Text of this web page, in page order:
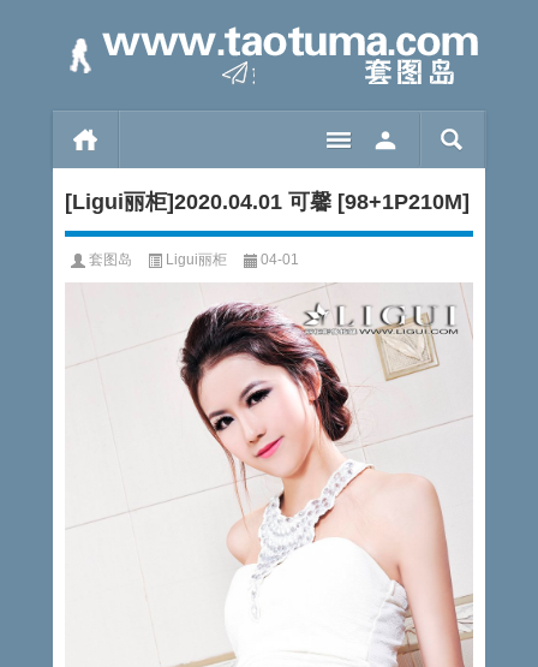
[Ligui丽柜]2020.04.01 可馨 [98+1P210M]
套图岛 Ligui丽柜 04-01